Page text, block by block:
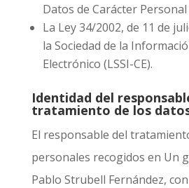
Datos de Carácter Personal
La Ley 34/2002, de 11 de
la Sociedad de la
Electrónico (LSSI-CE).
Identidad del
tratamiento de los
El responsable del
personales recogidos en Un
Pablo Strubell Fernández,